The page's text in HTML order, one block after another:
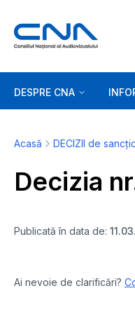
DESPRE CNA
Acasă DECIZII de
Decizia
Publicată în data de:
Ai nevoie de clarificări?